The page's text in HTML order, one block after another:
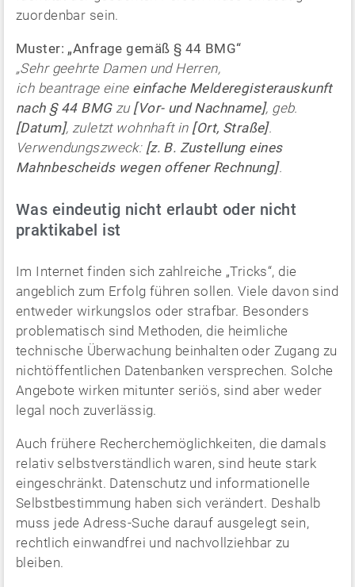
zuordenbar sein.
Muster: „Anfrage gemäß § 44 BMG“
„Sehr geehrte Damen und Herren,
ich beantrage eine einfache Melderegisterauskunft
nach § 44 BMGzu [Vor- und Nachname], geb.
[Datum], zuletzt wohnhaft in [Ort, Straße].
Verwendungszweck: [z. B. Zustellung eines
Mahnbescheids wegen offener Rechnung].
Was eindeutig nicht erlaubt oder nicht
praktikabel ist
Im Internet finden sich zahlreiche „Tricks“, die
angeblich zum Erfolg führen sollen. Viele davon sind
entweder wirkungslos oder strafbar. Besonders
problematisch sind Methoden, die heimliche
technische Überwachung beinhalten oder Zugang zu
nichtöffentlichen Datenbanken versprechen. Solche
Angebote wirken mitunter seriös, sind aber weder
legal noch zuverlässig.
Auch frühere Recherchemöglichkeiten, die damals
relativ selbstverständlich waren, sind heute stark
eingeschränkt. Datenschutz und informationelle
Selbstbestimmung haben sich verändert. Deshalb
muss jede Adress-Suche darauf ausgelegt sein,
rechtlich einwandfrei und nachvollziehbar zu
bleiben.